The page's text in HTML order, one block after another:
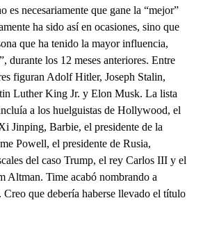
es necesariamente que gane la “mejor”
ha sido así en ocasiones, sino que
que ha tenido la mayor influencia,
durante los 12 meses anteriores. Entre
figuran Adolf Hitler, Joseph Stalin,
Luther King Jr. y Elon Musk. La lista
a los huelguistas de Hollywood, el
Jinping, Barbie, el presidente de la
Powell, el presidente de Rusia,
del caso Trump, el rey Carlos III y el
Altman. Time acabó nombrando a
que debería haberse llevado el título